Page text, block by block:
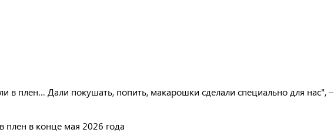
в плен… Дали покушать, попить, макарошки сделали специально для нас", –
плен в конце мая 2026 года